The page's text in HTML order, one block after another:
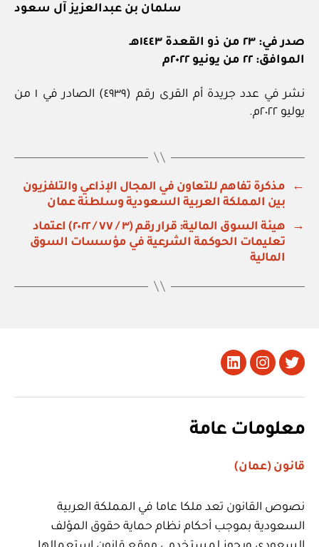
سلمان بن عبدالعزيز آل سعود
صدر في: ٢٣ من ذو القعدة ١٤٤٣هـ
الموافق: ٢٢ من يونيو ٢٠٢٢م
نشر في عدد جريدة أم القرى رقم (٤٩٣٩) الصادر في ١ من
يوليو ٢٠٢٢م.
←
مذكرة تفاهم للتعاون في المجال الإذاعي والتلفزيون
بين المملكة العربية السعودية وسلطنة عمان
→
هيئة السوق المالية: قرار رقم (٣ / ٧٧ / ٢٠٢٢) اعتماد
تعليمات الحوكمة الشرعية في مؤسسات السوق
المالية
تويتر Instagram
LinkedIn
معلومات عامة
قانون (عمان)
نصوص القانون تعد ملكا عاما في المملكة العربية
السعودية بموجب أحكام نظام حماية حقوق المؤلف